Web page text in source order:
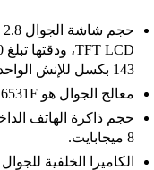
143 بكسل للإنش الواحد.
معالج الجوال هو Unisoc 6531F.
8 ميجابايت.